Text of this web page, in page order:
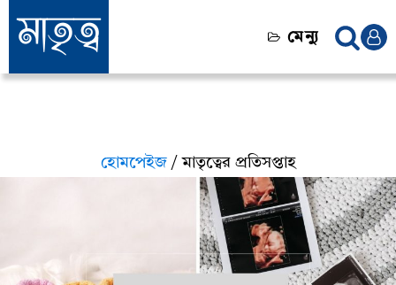
মেন্যু
হোমপেইজ/ মাতৃত্বের প্রতিসপ্তাহ